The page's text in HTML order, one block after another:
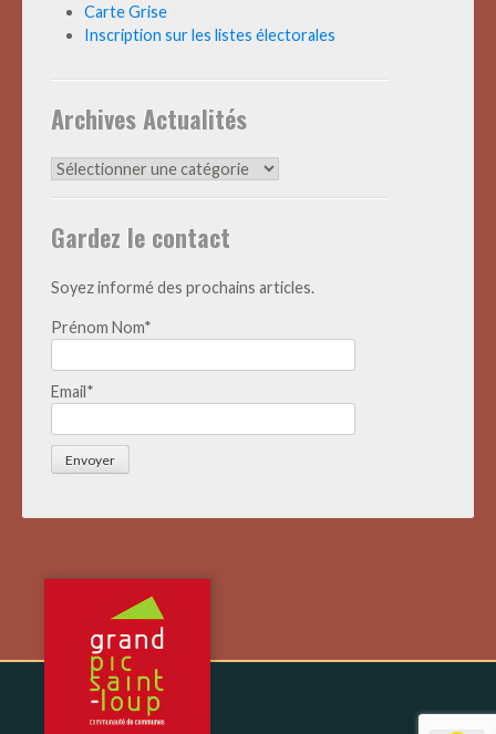
Carte Grise
Inscription sur les listes électorales
Archives Actualités
Archives
Gardez le contact
Soyez informé des prochains articles.
Prénom Nom*
Email*